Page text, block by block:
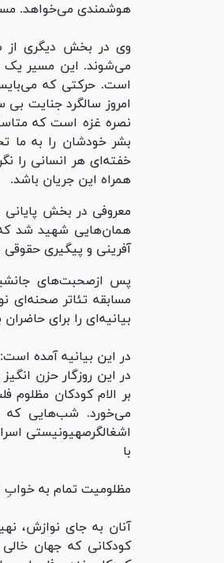
هوشمندی می‌خواهد.
وی در بخش دیگری از
می‌شوند. این مسیر یک
است. حرکتی که
امروز سالگرد جنایت
نصره غزه است که
بشر خودشان را به ما
خفته‌ای هر انسانی را
همراه این جریان باشد.
معروفی در بخش
همان‌هایی شهید شد که
آفرینی و پیگیری
پس ازصحبت‌های
مسابقه تئاتر صحنه‌ای
بیانیه‌ای را برای حاضران
در این بیانیه آمده است:
در این روزگار حزن
بر الام کودکان
می‌خورد. شب‌هایی که
اشغالگرصهیونیستی
با
مظلومیت تمام به خوابِ
آنان به جای نوازش،
کودکانی که جهان